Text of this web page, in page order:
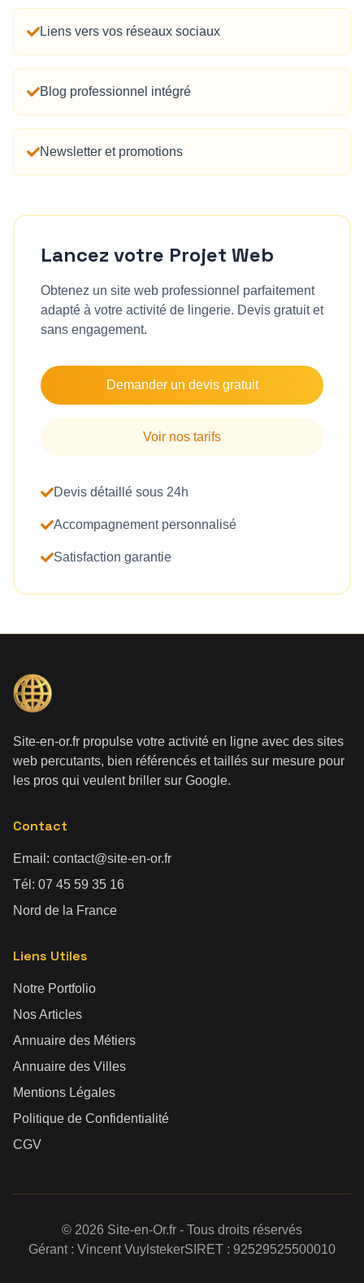
Liens vers vos réseaux sociaux
Blog professionnel intégré
Newsletter et promotions
Lancez votre Projet Web
Obtenez un site web professionnel parfaitement
adapté à votre activité de lingerie. Devis gratuit et
sans engagement.
Demander un devis gratuit
Voir nos tarifs
Devis détaillé sous 24h
Accompagnement personnalisé
Satisfaction garantie
Site-en-or.fr propulse votre activité en ligne avec des sites
web percutants, bien référencés et taillés sur mesure pour
les pros qui veulent briller sur Google.
Contact
Email: contact@site-en-or.fr
Tél: 07 45 59 35 16
Nord de la France
Liens Utiles
Notre Portfolio
Nos Articles
Annuaire des Métiers
Annuaire des Villes
Mentions Légales
Politique de Confidentialité
CGV
© 2026 Site-en-Or.fr - Tous droits réservés
Gérant : Vincent VuylstekerSIRET : 92529525500010